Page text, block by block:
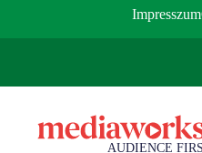
Impresszum